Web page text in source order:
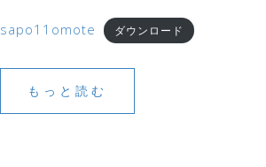
sapo11omote ダウンロード
もっと読む